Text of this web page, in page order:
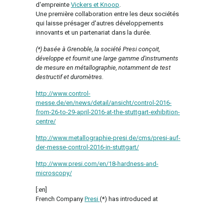
d'empreinte Vickers et Knoop
Une première collaboration entre les deux sociétés
qui laisse présager d'autres développements
innovants et un partenariat dans la durée.
(*) basée à Grenoble, la société Presi conçoit,
développe et fournit une large gamme d'instruments
de mesure en métallographie, notamment de test
destructif et duromètres.
http://www.control-
messe.de/en/news/detail/ansicht/control-2016-
from-26-to-29-april-2016-at-the-stuttgart-exhibition-
centre/
http://www.metallographie-presi.de/cms/presi-auf-
der-messe-control-2016-in-stuttgart/
http://www.presi.com/en/18-hardness-and-
microscopy/
[:en]
French Company Presi (*) has introduced at